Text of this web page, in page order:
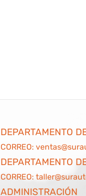
DEPARTAMENTO
CORREO:
DEPARTAMENTO
CORREO:
ADMINISTRACIÓN